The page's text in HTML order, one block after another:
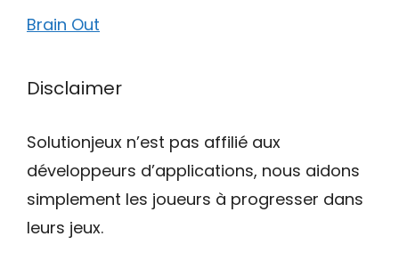
Brain Out
Disclaimer
Solutionjeux n’est pas affilié aux
développeurs d’applications, nous aidons
simplement les joueurs à progresser dans
leurs jeux.